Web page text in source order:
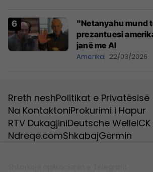
"Netanyahu mund
prezantuesi
janë me Al
Amerika 22/03/2026
Rreth neshPolitikat e Privatësisë
Na KontaktoniProkurimi i Hapur
RTV DukagjiniDeutsche WelleICK
Ndreqe.comShkabajGermin